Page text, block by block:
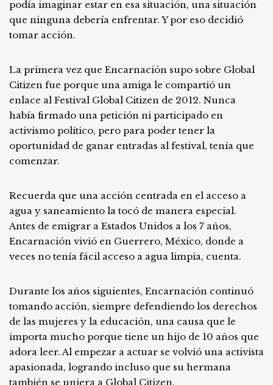
podía imaginar estar en esa situación, una situación
que ninguna debería enfrentar. Y por eso decidió
tomar acción.
La primera vez que Encarnación supo sobre Global
Citizen fue porque una amiga le compartió un
enlace al Festival Global Citizen de 2012. Nunca
había firmado una petición ni participado en
activismo político, pero para poder tener la
oportunidad de ganar entradas al festival, tenía que
comenzar.
Recuerda que una acción centrada en el acceso a
agua y saneamiento la tocó de manera especial.
Antes de emigrar a Estados Unidos a los 7 años,
Encarnación vivió en Guerrero, México, donde a
veces no tenía fácil acceso a agua limpia, cuenta.
Durante los años siguientes, Encarnación continuó
tomando acción, siempre defendiendo los derechos
de las mujeres y la educación, una causa que le
importa mucho porque tiene un hijo de 10 años que
adora leer. Al empezar a actuar se volvió una activista
apasionada, logrando incluso que su hermana
también se uniera a Global Citizen.